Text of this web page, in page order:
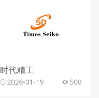
时代精工
2026-01-19 500